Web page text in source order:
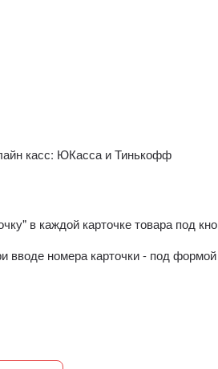
касс: ЮКасса и Тинькофф
в каждой карточке товара под
номера карточки - под